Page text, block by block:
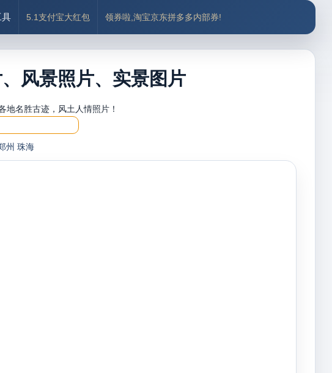
具 5.1支付宝大红包 领券啦,淘宝京东拼多多内部券!
风景照片、实景图片
地名胜古迹，风土人情照片！
州 珠海